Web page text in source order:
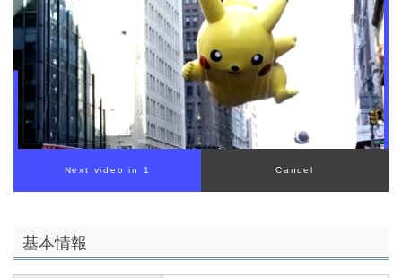
基本情報